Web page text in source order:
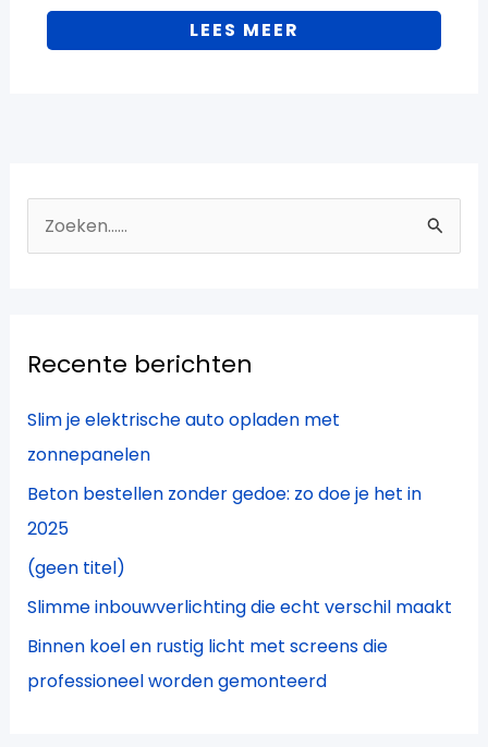
LEES MEER
n
:
Recente berichten
Slim je elektrische auto opladen met
zonnepanelen
Beton bestellen zonder gedoe: zo doe je het in
2025
(geen titel)
Slimme inbouwverlichting die echt verschil maakt
Binnen koel en rustig licht met screens die
professioneel worden gemonteerd